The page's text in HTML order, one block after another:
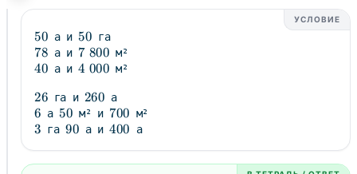
УСЛОВИЕ
50
50 а и50
50 га
78
78 а и 7\;800
7 800 м²
40
40 а и4\;000
4 000 м²
26
26 га и 260
260 а
6
6 а50
50 м² и 700
700 м²
3
3 га90
90 а и400
400 а